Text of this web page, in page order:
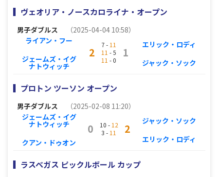
ヴェオリア・ノースカロライナ・オープン
男子ダブルス
（2025-04-04 10:58）
ライアン・フー
ジェームズ・イグ
ナトウィッチ
2
7 - 11
11 - 5
11 - 0
1
エリック・ロディ
ジャック・ソック
プロトン ツーソン オープン
男子ダブルス
（2025-02-08 11:20）
ジェームズ・イグ
ナトウィッチ
クアン・ドゥオン
0 10 - 12
3 - 11 2
ジャック・ソック
エリック・ロディ
ラスベガス ピックルボール カップ